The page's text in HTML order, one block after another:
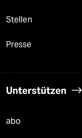
Stellen
Presse
Unterstützen
abo